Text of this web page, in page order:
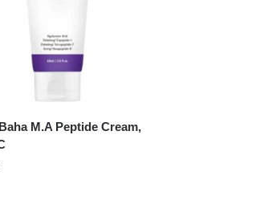
M.A Peptide Cream,